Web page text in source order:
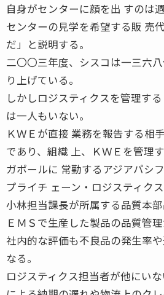
自身がセンターに顔を出 すのは
センターの見学を希望する販 売
だ」と説明する。
二〇〇三年度、シスコは一三六
り上げている。
しかしロジスティクスを管理す
は一人もいない。
ＫＷＥが直接 業務を報告する相
であり、組織 上、ＫＷＥを管理
ガポールに 常勤するアジアパシ
プライチ ェーン・ロジスティクス
小林担当課長が所属する品質本部
ＥＭＳで生産した製品の品質管理
社内的な評価も不良品の発生率
なる。
ロジスティクス担当者が他にい